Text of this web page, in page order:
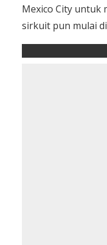
Mexico City untuk
sirkuit pun mulai